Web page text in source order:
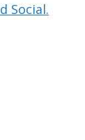
Social.